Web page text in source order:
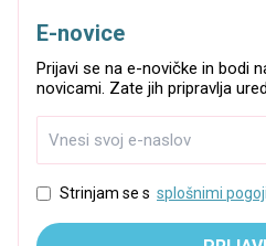
E-novice
Prijavi se na e-novičke in bodi
novicami. Zate jih pripravlja
Strinjam se s splošnimi pogoji